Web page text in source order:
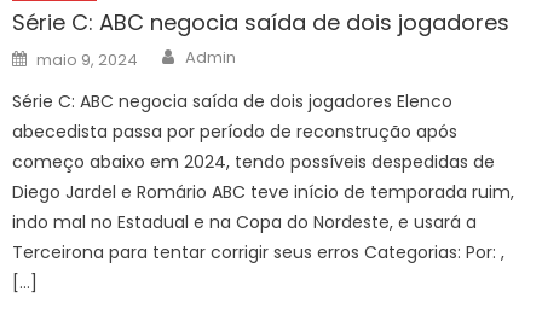
Série C: ABC negocia saída de dois jogadores
Posted
on
maio 9, 2024 Author
Admin
Série C: ABC negocia saída de dois jogadores Elenco
abecedista passa por período de reconstrução após
começo abaixo em 2024, tendo possíveis despedidas de
Diego Jardel e Romário ABC teve início de temporada ruim,
indo mal no Estadual e na Copa do Nordeste, e usará a
Terceirona para tentar corrigir seus erros Categorias: Por: ,
[…]